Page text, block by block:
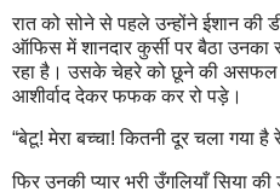
रात को सोने से पहले उन्होंने ईशान की
ऑफिस में शानदार कुर्सी पर बैठा
रहा है। उसके चेहरे को छूने की असफल
आशीर्वाद देकर फफक कर रो पड़े।
“बेटू! मेरा बच्चा! कितनी दूर चला गया है
फिर उनकी प्यार भरी उँगलियाँ सिया